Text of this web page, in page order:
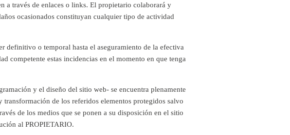
a través de enlaces o links. El propietario colaborará y
ocasionados constituyan cualquier tipo de actividad
definitivo o temporal hasta el aseguramiento de la efectiva
competente estas incidencias en el momento en que tenga
y el diseño del sitio web- se encuentra plenamente
de los referidos elementos protegidos salvo
de los medios que se ponen a su disposición en el sitio
al PROPIETARIO.